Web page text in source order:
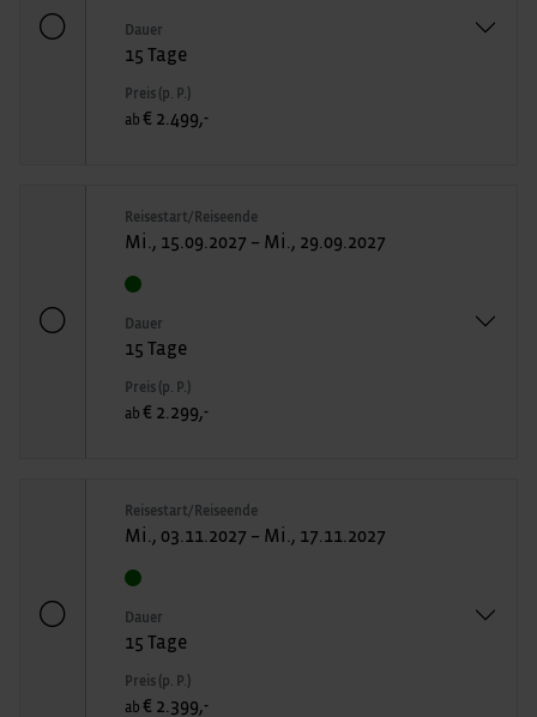
Dauer
15 Tage
Preis (p. P.)
ab € 2.499,-
Reisestart/Reiseende
Mi., 15.09.2027 – Mi., 29.09.2027
Dauer
15 Tage
Preis (p. P.)
ab € 2.299,-
Reisestart/Reiseende
Mi., 03.11.2027 – Mi., 17.11.2027
Dauer
15 Tage
Preis (p. P.)
ab € 2.399,-